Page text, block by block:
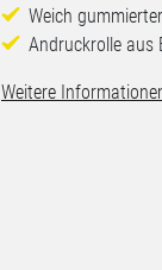
Weich
Andruckrolle aus
Weitere